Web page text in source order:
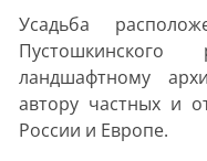
Усадьба
ландшафтному
автору частных и
России и Европе.